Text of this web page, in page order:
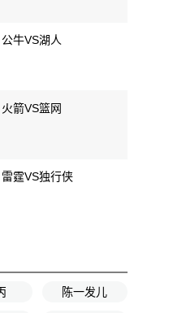
牛VS湖人
箭VS篮网
霆VS独行侠
陈一发儿